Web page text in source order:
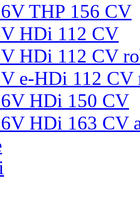
THP 156 CV
HDi 112 CV
HDi 112 CV
e-HDi 112 CV
HDi 150 CV
HDi 163 CV